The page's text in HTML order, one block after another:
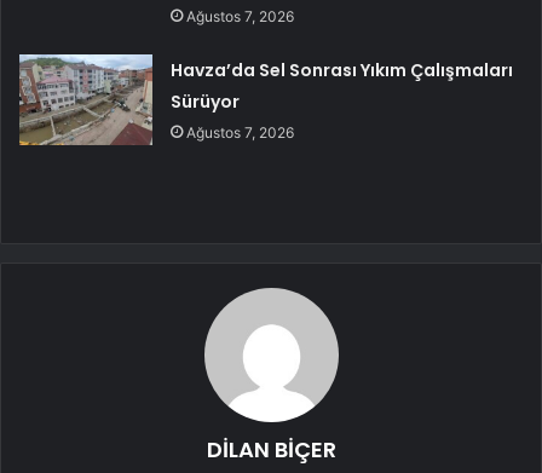
Ağustos 7, 2026
Havza’da Sel Sonrası Yıkım Çalışmaları
Sürüyor
Ağustos 7, 2026
DİLAN BİÇER